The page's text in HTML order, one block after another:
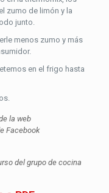
zumo de limón y la
junto.
menos zumo y más
en el frigo hasta
la web
Facebook
del grupo de cocina